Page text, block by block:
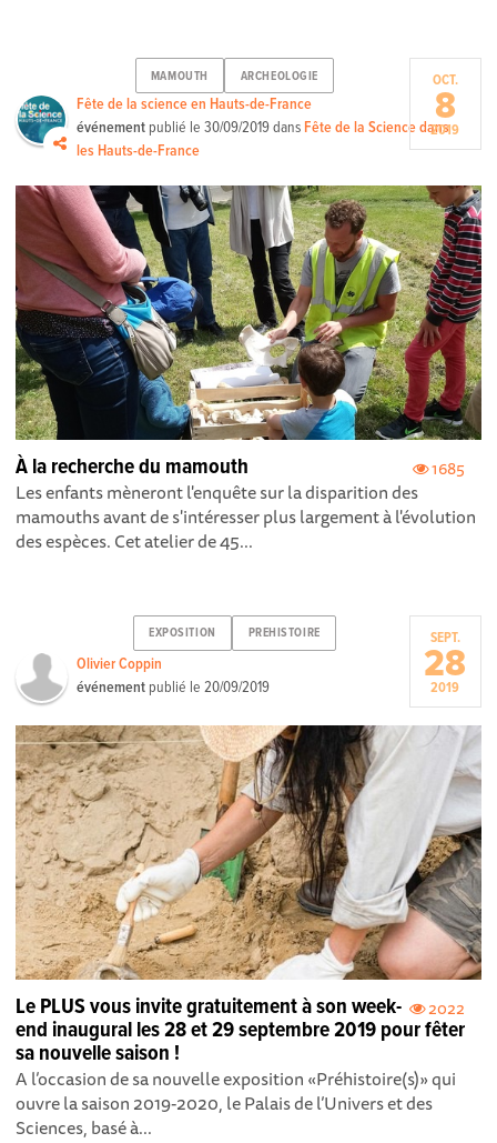
MAMOUTH ARCHEOLOGIE
Fête de la science en Hauts-de-France
événement publié le30/09/2019dans Fête de la Science dans
les Hauts-de-France
OCT.
8
2019
1685
À la recherche du mamouth
Les enfants mèneront l'enquête sur la disparition des
mamouths avant de s'intéresser plus largement à l'évolution
des espèces. Cet atelier de 45...
EXPOSITION PREHISTOIRE
Olivier Coppin
événement publié le20/09/2019
SEPT.
28
2019
2022
Le PLUS vous invite gratuitement à son week-
end inaugural les 28 et 29 septembre 2019 pour fêter
sa nouvelle saison !
A l’occasion de sa nouvelle exposition «Préhistoire(s)» qui
ouvre la saison 2019-2020, le Palais de l’Univers et des
Sciences, basé à...